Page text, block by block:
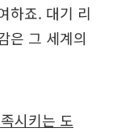
하죠. 대기 리
은 그 세계의
시키는 도